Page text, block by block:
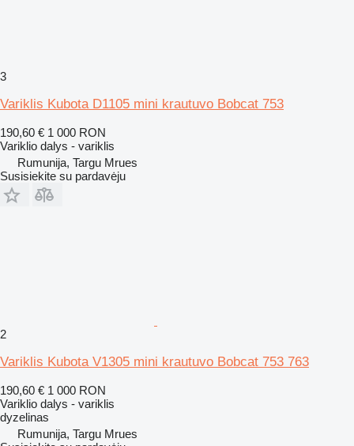
3
Variklis Kubota D1105 mini krautuvo Bobcat 753
190,60 € 1 000 RON
Variklio dalys - variklis
Rumunija, Targu Mrues
Susisiekite su pardavėju
2
Variklis Kubota V1305 mini krautuvo Bobcat 753 763
190,60 € 1 000 RON
Variklio dalys - variklis
dyzelinas
Rumunija, Targu Mrues